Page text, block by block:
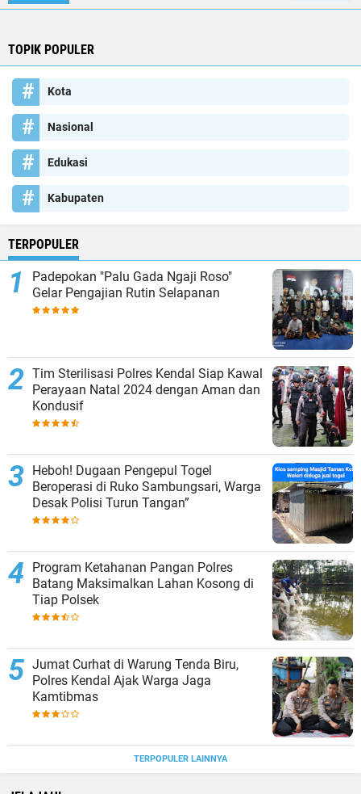
TOPIK POPULER
Kota
Nasional
Edukasi
Kabupaten
TERPOPULER
Padepokan "Palu Gada Ngaji Roso"
Gelar Pengajian Rutin Selapanan
Tim Sterilisasi Polres Kendal Siap Kawal
Perayaan Natal 2024 dengan Aman dan
Kondusif
Heboh! Dugaan Pengepul Togel
Beroperasi di Ruko Sambungsari, Warga
Desak Polisi Turun Tangan”
Program Ketahanan Pangan Polres
Batang Maksimalkan Lahan Kosong di
Tiap Polsek
Jumat Curhat di Warung Tenda Biru,
Polres Kendal Ajak Warga Jaga
Kamtibmas
TERPOPULER LAINNYA